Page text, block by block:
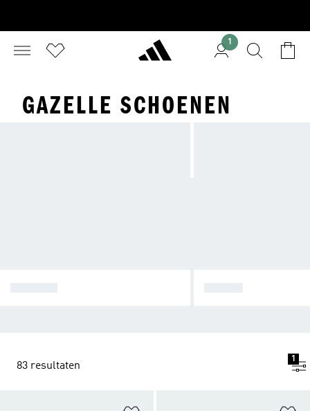
1
GAZELLE SCHOENEN
83 resultaten
1